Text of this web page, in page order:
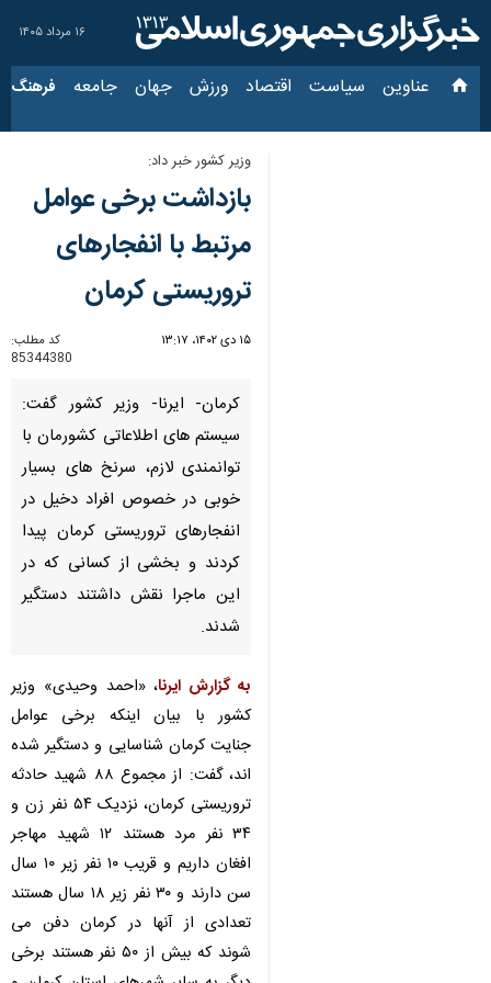
۱۶ مرداد ۱۴۰۵
عناوین‌ سیاست اقتصاد ورزش جهان جامعه فرهنگ
وزیر کشور خبر داد:
بازداشت برخی عوامل
مرتبط با انفجارهای
تروریستی کرمان
۱۵ دی ۱۴۰۲، ۱۳:۱۷
کد مطلب:
85344380
کرمان- ایرنا- وزیر کشور گفت:
سیستم های اطلاعاتی کشورمان با
توانمندی لازم، سرنخ های بسیار
خوبی در خصوص افراد دخیل در
انفجارهای تروریستی کرمان پیدا
کردند و بخشی از کسانی که در
این ماجرا نقش داشتند دستگیر
شدند.
به گزارش ایرنا، «احمد وحیدی» وزیر
کشور با بیان اینکه برخی عوامل
جنایت کرمان شناسایی و دستگیر شده
اند، گفت: از مجموع ۸۸ شهید حادثه
تروریستی کرمان، نزدیک ۵۴ نفر زن و
۳۴ نفر مرد هستند ۱۲ شهید مهاجر
افغان داریم و قریب ۱۰ نفر زیر ۱۰ سال
سن دارند و ۳۰ نفر زیر ۱۸ سال هستند
تعدادی از آنها در کرمان دفن می
شوند که بیش از ۵۰ نفر هستند برخی